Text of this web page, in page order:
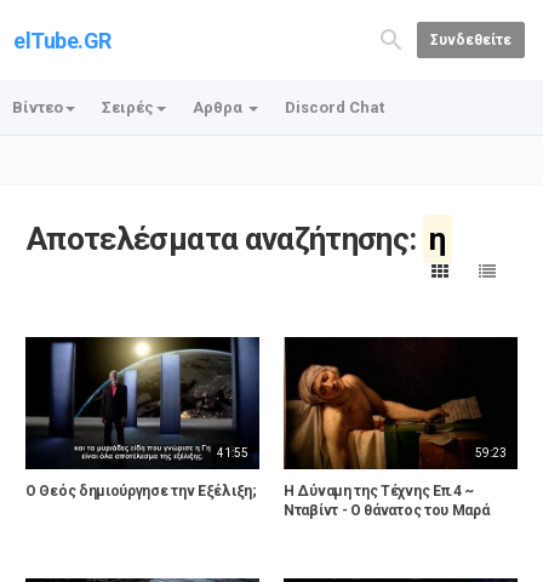
elTube.GR Συνδεθείτε
Βίντεο Σειρές Αρθρα Discord Chat
Αποτελέσματα αναζήτησης: η
41:55
Ο Θεός δημιούργησε την Εξέλιξη;
59:23
Η Δύναμη της Τέχνης Επ.4 ~
Νταβίντ - Ο θάνατος του Μαρά